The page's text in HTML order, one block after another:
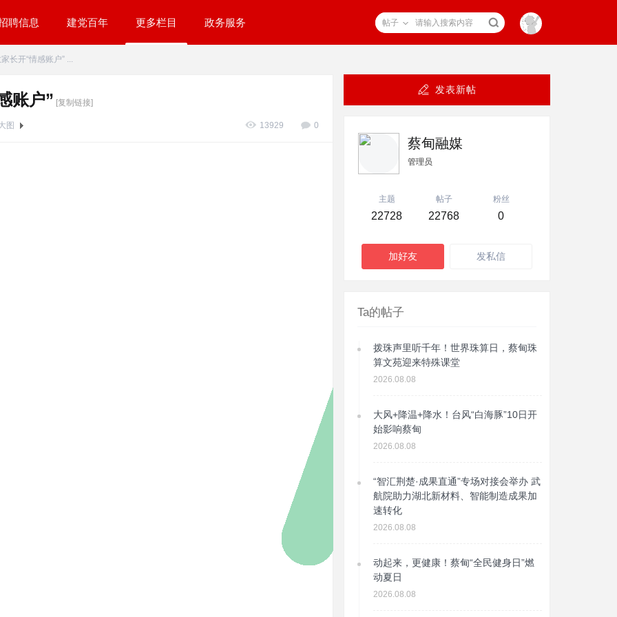
聘信息 建党百年 更多栏目 政务服务 帖子
长开“情感账户” ...
发表新帖
蔡甸融媒
管理员
主题
22728
帖子
22768
粉丝
0
加好友 发私信
Ta的帖子
拨珠声里听千年！世界珠算日，蔡甸珠
算文苑迎来特殊课堂
2026.08.08
大风+降温+降水！台风“白海豚”10日开
始影响蔡甸
2026.08.08
“智汇荆楚·成果直通”专场对接会举办 武
航院助力湖北新材料、智能制造成果加
速转化
2026.08.08
动起来，更健康！蔡甸“全民健身日”燃
动夏日
2026.08.08
账户” [复制链接]
图 0
13929